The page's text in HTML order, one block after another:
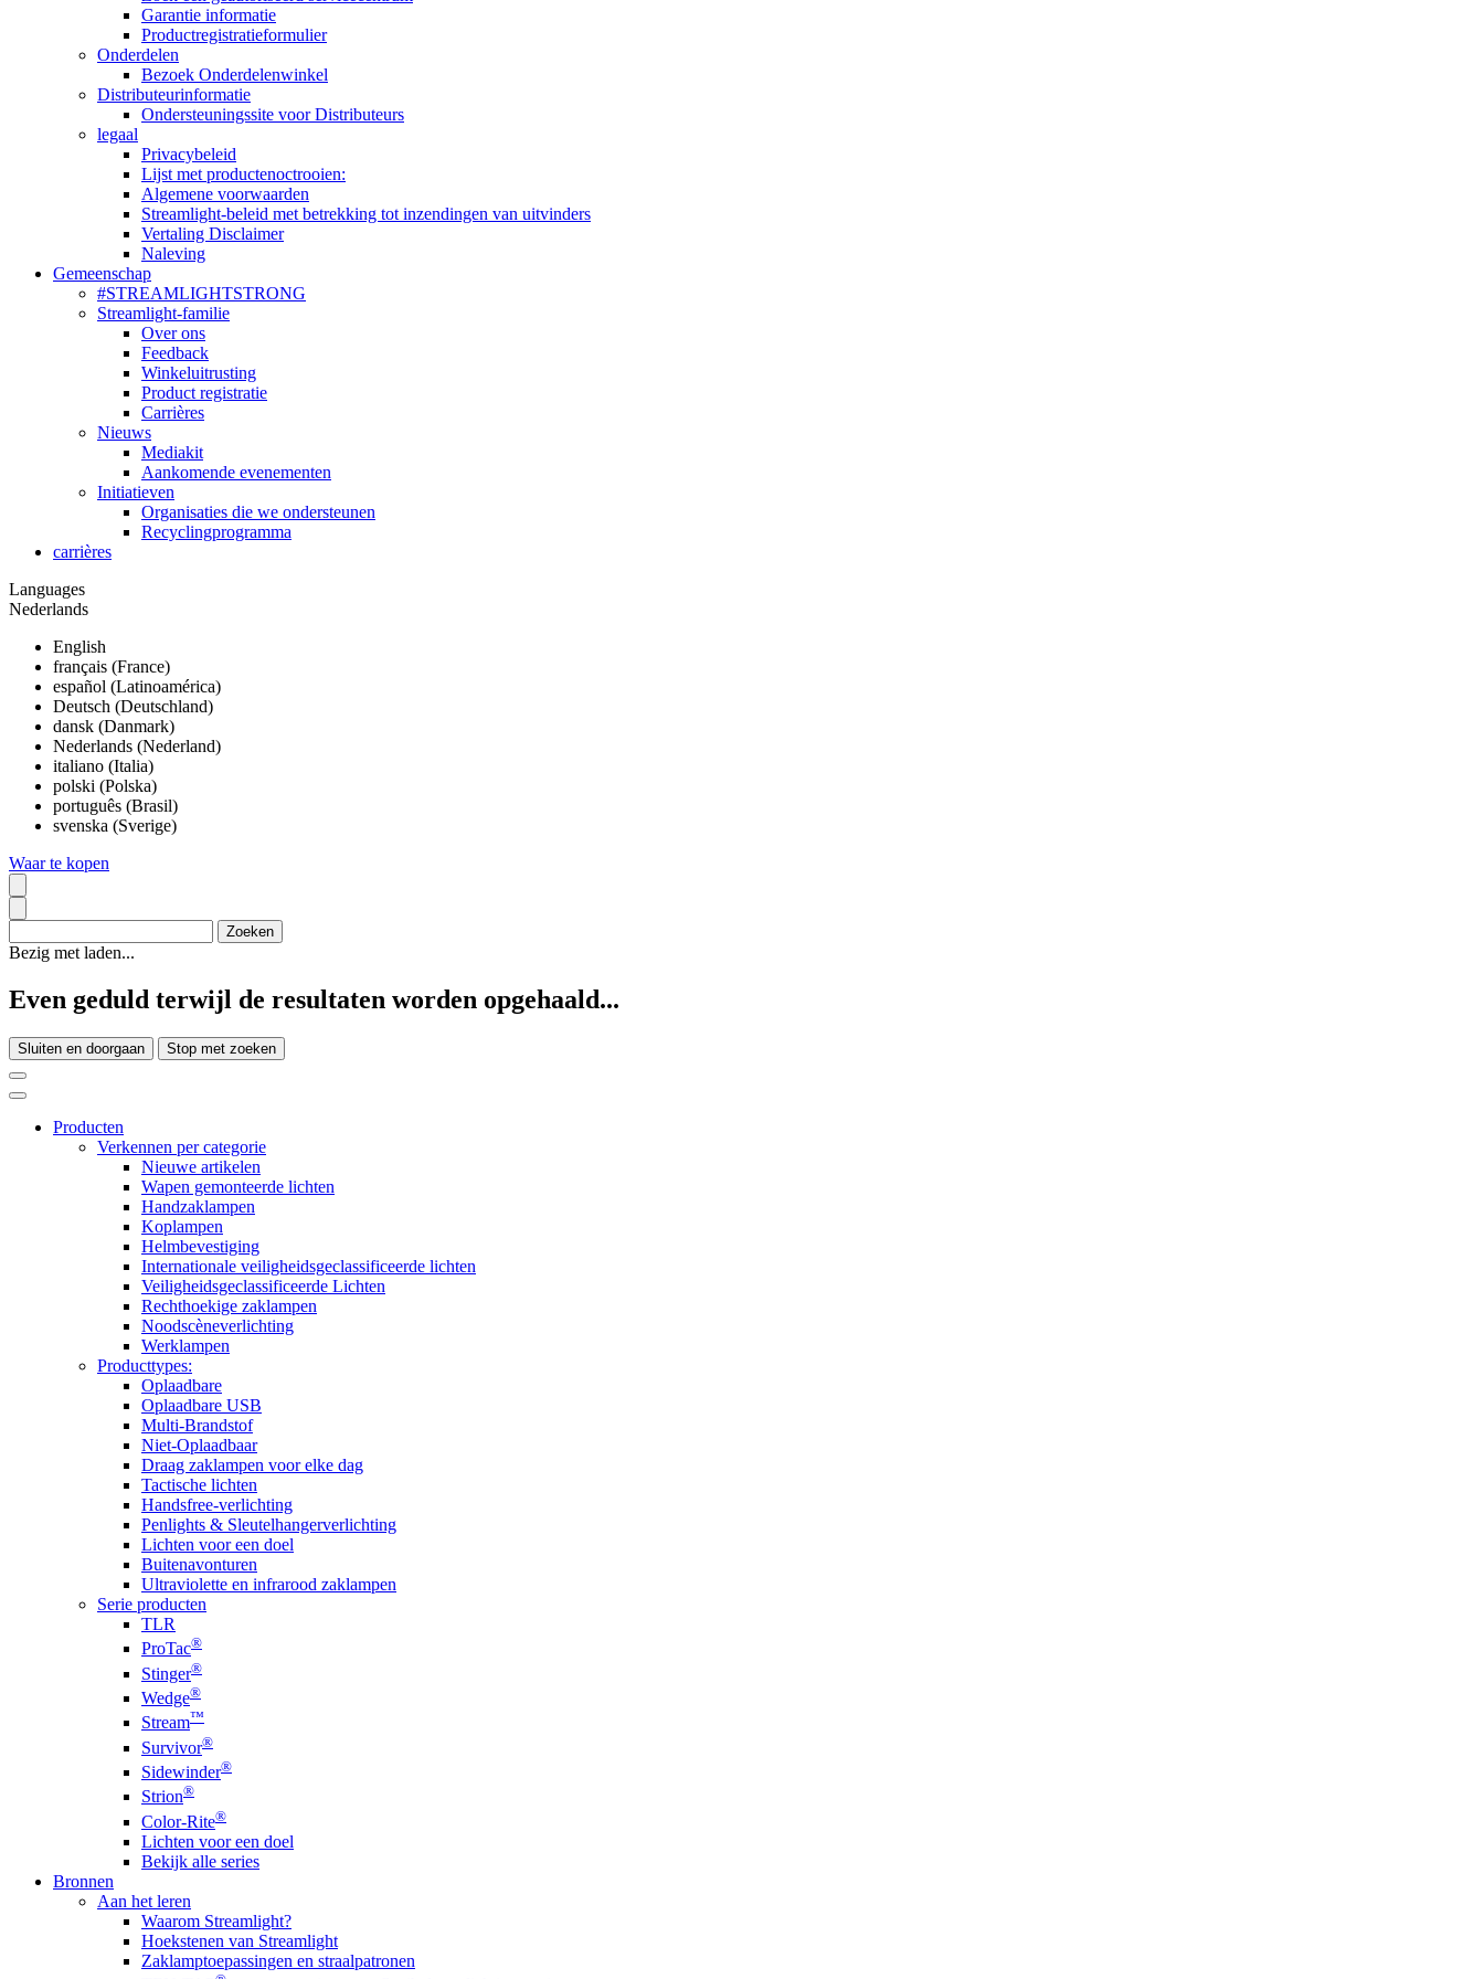
Garantie informatie
Productregistratieformulier
Onderdelen
Bezoek Onderdelenwinkel
Distributeurinformatie
Ondersteuningssite voor Distributeurs
legaal
Privacybeleid
Lijst met productenoctrooien:
Algemene voorwaarden
Streamlight-beleid met betrekking tot inzendingen van uitvinders
Vertaling Disclaimer
Naleving
Gemeenschap
#STREAMLIGHTSTRONG
Streamlight-familie
Over ons
Feedback
Winkeluitrusting
Product registratie
Carrières
Nieuws
Mediakit
Aankomende evenementen
Initiatieven
Organisaties die we ondersteunen
Recyclingprogramma
carrières
Languages
Nederlands
English
français (France)
español (Latinoamérica)
Deutsch (Deutschland)
dansk (Danmark)
Nederlands (Nederland)
italiano (Italia)
polski (Polska)
português (Brasil)
svenska (Sverige)
Waar te kopen
Bezig met laden...
Even geduld terwijl de resultaten worden opgehaald...
Sluiten en doorgaan Stop met zoeken
Producten
Verkennen per categorie
Nieuwe artikelen
Wapen gemonteerde lichten
Handzaklampen
Koplampen
Helmbevestiging
Internationale veiligheidsgeclassificeerde lichten
Veiligheidsgeclassificeerde Lichten
Rechthoekige zaklampen
Noodscèneverlichting
Werklampen
Producttypes:
Oplaadbare
Oplaadbare USB
Multi-Brandstof
Niet-Oplaadbaar
Draag zaklampen voor elke dag
Tactische lichten
Handsfree-verlichting
Penlights & Sleutelhangerverlichting
Lichten voor een doel
Buitenavonturen
Ultraviolette en infrarood zaklampen
Serie producten
TLR
ProTac®
Stinger®
Wedge®
Stream™
Survivor®
Sidewinder®
Strion®
Color-Rite®
Lichten voor een doel
Bekijk alle series
Bronnen
Aan het leren
Waarom Streamlight?
Hoekstenen van Streamlight
Zaklamptoepassingen en straalpatronen